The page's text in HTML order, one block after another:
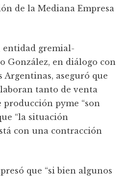
de la Mediana Empresa
entidad gremial-
González, en diálogo con
Argentinas, aseguró que
tanto de venta
pyme “son
“la situación
con una contracción
que “si bien algunos